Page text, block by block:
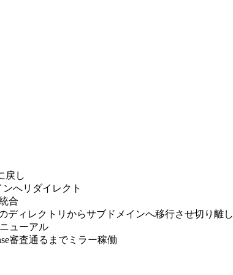
戻し
ンへリダイレクト
合
ディレクトリからサブドメインへ移行させ切り離し
ューアル
審査通るまでミラー稼働